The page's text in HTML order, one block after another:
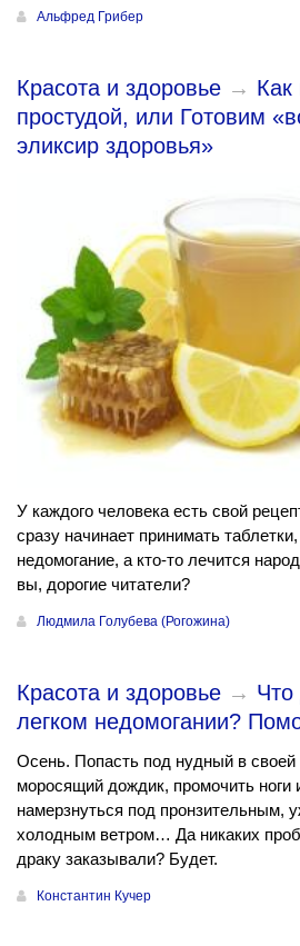
Альфред Грибер
Красота и здоровье → Как
простудой, или Готовим
эликсир здоровья»
У каждого человека есть свой
сразу начинает принимать
недомогание, а кто-то лечится
вы, дорогие читатели?
Людмила Голубева (Рогожина)
Красота и здоровье → Что
легком недомогании?
Осень. Попасть под нудный в своей
моросящий дождик, промочить ноги
намерзнуться под пронзительным,
холодным ветром… Да никаких
драку заказывали? Будет.
Константин Кучер